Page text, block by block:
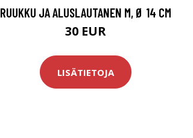
RUUKKU JA ALUSLAUTANEN M, Ø 14 CM
30 EUR
LISÄTIETOJA